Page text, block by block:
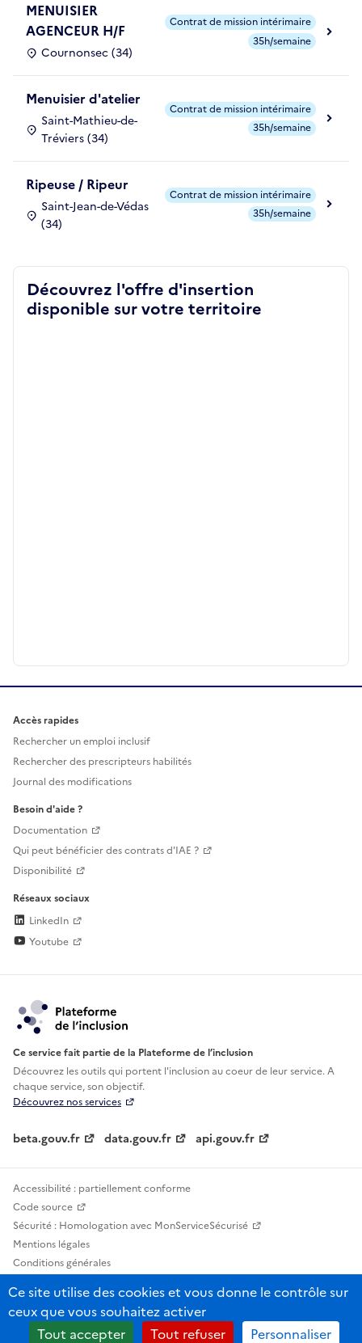
MENUISIER
AGENCEUR H/F
Cournonsec (34)
Contrat de mission intérimaire
35h/semaine
Menuisier d'atelier
Saint-Mathieu-de-
Tréviers (34)
Contrat de mission intérimaire
35h/semaine
Ripeuse / Ripeur
Saint-Jean-de-Védas
(34)
Contrat de mission intérimaire
35h/semaine
Découvrez l'offre d'insertion
disponible sur votre territoire
Accès rapides
Rechercher un emploi inclusif
Rechercher des prescripteurs habilités
Journal des modifications
Besoin d'aide ?
Documentation
Qui peut bénéficier des contrats d'IAE ?
Disponibilité
Réseaux sociaux
LinkedIn
Youtube
Ce service fait partie de la Plateforme de l’inclusion
Découvrez les outils qui portent l'inclusion aucoeur de leur service. A
chaque service, son objectif.
Découvrez nos services
beta.gouv.fr data.gouv.fr api.gouv.fr
Accessibilité : partiellement conforme
Code source
Sécurité : Homologation avec MonServiceSécurisé
Mentions légales
Conditions générales
Statistiques, lexiques et indicateurs
Sauf mention contraire, tous les contenus de ce site sont sous licence
etalab-2.0
Ce site utilise des cookies et vous donne le contrôle sur
ceux que vous souhaitez activer
Tout accepter
Tout refuser Personnaliser